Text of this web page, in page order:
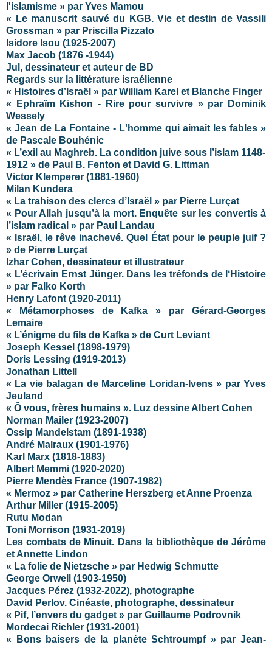
l'islamisme » par Yves Mamou
« Le manuscrit sauvé du KGB. Vie et destin de Vassili
Grossman » par Priscilla Pizzato
Isidore Isou (1925-2007)
Max Jacob (1876 -1944)
Jul, dessinateur et auteur de BD
Regards sur la littérature israélienne
« Histoires d’Israël » par William Karel et Blanche Finger
« Ephraïm Kishon - Rire pour survivre » par Dominik
Wessely
« Jean de La Fontaine - L'homme qui aimait les fables »
de Pascale Bouhénic
« L’exil au Maghreb. La condition juive sous l’islam 1148-
1912 » de Paul B. Fenton et David G. Littman
Victor Klemperer (1881-1960)
Milan Kundera
« La trahison des clercs d’Israël » par Pierre Lurçat
« Pour Allah jusqu’à la mort. Enquête sur les convertis à
l’islam radical » par Paul Landau
« Israël, le rêve inachevé. Quel État pour le peuple juif ?
» de Pierre Lurçat
Izhar Cohen, dessinateur et illustrateur
« L’écrivain Ernst Jünger. Dans les tréfonds de l‘Histoire
» par Falko Korth
Henry Lafont (1920-2011)
« Métamorphoses de Kafka » par Gérard-Georges
Lemaire
« L’énigme du fils de Kafka » de Curt Leviant
Joseph Kessel (1898-1979)
Doris Lessing (1919-2013)
Jonathan Littell
« La vie balagan de Marceline Loridan-Ivens » par Yves
Jeuland
« Ô vous, frères humains ». Luz dessine Albert Cohen
Norman Mailer (1923-2007)
Ossip Mandelstam (1891-1938)
André Malraux (1901-1976)
Karl Marx (1818-1883)
Albert Memmi (1920-2020)
Pierre Mendès France (1907-1982)
« Mermoz » par Catherine Herszberg et Anne Proenza
Arthur Miller (1915-2005)
Rutu Modan
Toni Morrison (1931-2019)
Les combats de Minuit. Dans la bibliothèque de Jérôme
et Annette Lindon
« La folie de Nietzsche » par Hedwig Schmutte
George Orwell (1903-1950)
Jacques Pérez (1932-2022), photographe
David Perlov. Cinéaste, photographe, dessinateur
« Pif, l’envers du gadget » par Guillaume Podrovnik
Mordecai Richler (1931-2001)
« Bons baisers de la planète Schtroumpf » par Jean-